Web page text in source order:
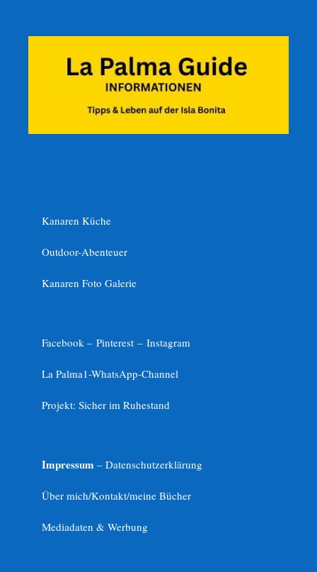
Kanaren Küche
Outdoor-Abenteuer
Kanaren Foto Galerie
Facebook – Pinterest – Instagram
La Palma1-WhatsApp-Channel
Projekt: Sicher im Ruhestand
Impressum – Datenschutzerklärung
Über mich/Kontakt/meine Bücher
Mediadaten & Werbung